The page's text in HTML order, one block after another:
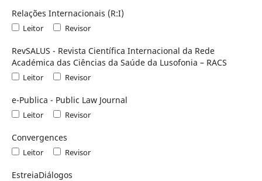
Relações Internacionais (R:I)
Leitor Revisor
RevSALUS - Revista Científica Internacional da Rede
Académica das Ciências da Saúde da Lusofonia – RACS
Leitor Revisor
e-Publica - Public Law Journal
Leitor Revisor
Convergences
Leitor Revisor
EstreiaDiálogos